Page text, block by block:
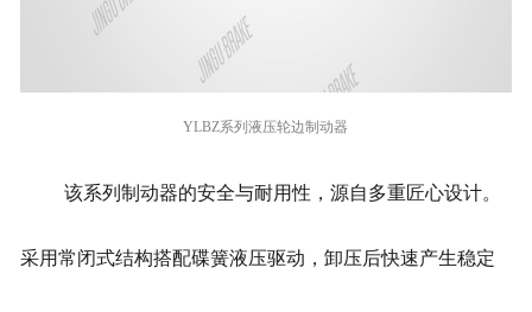
YLBZ系列液压轮边制动器
该系列制动器的安全与耐用性，源自多重匠心设计。
采用常闭式结构搭配碟簧液压驱动，卸压后快速产生稳定